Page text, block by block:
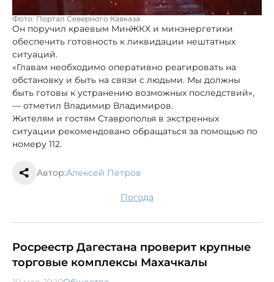
Фото: Портал Северного Кавказа
Он поручил краевым МинЖКХ и минэнергетики
обеспечить готовность к ликвидации нештатных
ситуаций.
«Главам необходимо оперативно реагировать на
обстановку и быть на связи с людьми. Мы должны
быть готовы к устранению возможных последствий»,
— отметил Владимир Владимиров.
Жителям и гостям Ставрополья в экстренных
ситуации рекомендовано обращаться за помощью по
номеру 112.
Автор:Алексей Петров
погода
Росреестр Дагестана проверит крупные
торговые комплексы Махачкалы